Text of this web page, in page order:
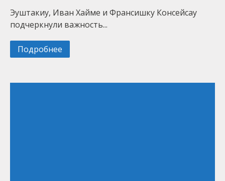
Эуштакиу, Иван Хайме и Франсишку Консейсау
подчеркнули важность...
Подробнее